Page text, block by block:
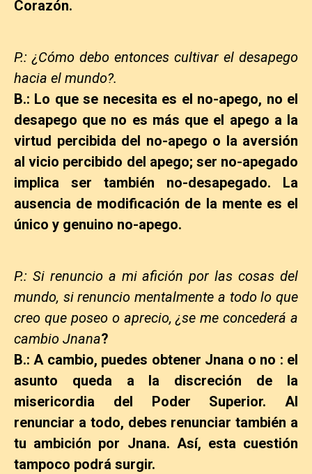
Corazón.
P.: ¿Cómo debo entonces cultivar el desapego
hacia el mundo?.
B.: Lo que se necesita es el no-apego, no el
desapego que no es más que el apego a la
virtud percibida del no-apego o la aversión
al vicio percibido del apego; ser no-apegado
implica ser también no-desapegado. La
ausencia de modificación de la mente es el
único y genuino no-apego.
P.: Si renuncio a mi afición por las cosas del
mundo, si renuncio mentalmente a todo lo que
creo que poseo o aprecio, ¿se me concederá a
cambio Jnana?
B.: A cambio, puedes obtener Jnana o no : el
asunto queda a la discreción de la
misericordia del Poder Superior. Al
renunciar a todo, debes renunciar también a
tu ambición por Jnana. Así, esta cuestión
tampoco podrá surgir.